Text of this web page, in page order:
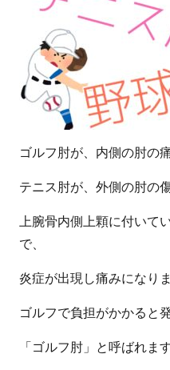
ゴルフ肘が、内側の肘の
テニス肘が、外側の肘の
上腕骨内側上顆に付いて
で、
炎症が出現し痛みになりま
ゴルフで負担がかかると
「ゴルフ肘」と呼ばれます